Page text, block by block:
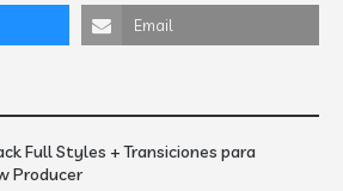
Full Styles + Transiciones para
Producer